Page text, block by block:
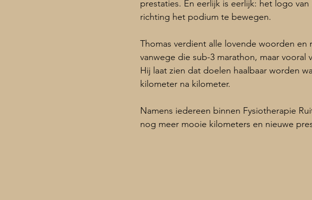
prestaties. En eerlijk is eerlijk: het logo
richting het podium te bewegen.
Thomas verdient alle lovende woorden
vanwege die sub-3 marathon, maar
Hij laat zien dat doelen haalbaar worden
kilometer na kilometer.
Namens iedereen binnen Fysiotherapie
nog meer mooie kilometers en nieuwe